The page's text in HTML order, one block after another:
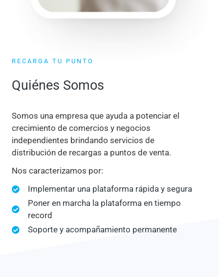
RECARGA TU PUNTO
Quiénes Somos
Somos una empresa que ayuda a potenciar el
crecimiento de comercios y negocios
independientes brindando servicios de
distribución de recargas a puntos de venta.
Nos caracterizamos por:
Implementar una plataforma rápida y segura
Poner en marcha la plataforma en tiempo
record
Soporte y acompañamiento permanente